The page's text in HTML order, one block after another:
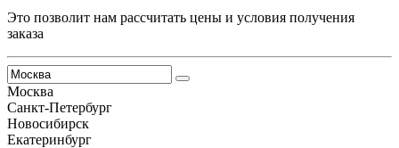
Это позволит нам рассчитать цены и условия получения
заказа
Москва
Санкт-Петербург
Новосибирск
Екатеринбург